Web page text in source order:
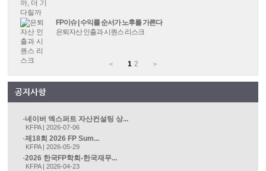
FP이슈 | 수익률 순서가 노후를 가른다
은퇴자산 인출과 시퀀스 리스크
＜ 1 2 ＞
네이버 엑스퍼트 자산컨설팅 상...
KFPA | 2026-07-06
제18회 2026 FP Sum...
KFPA | 2026-05-29
2026 한국FP학회-한국재무...
KFPA | 2026-04-23